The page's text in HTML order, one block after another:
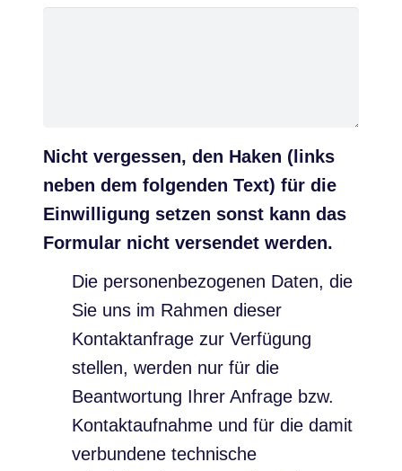
Nicht vergessen, den Haken (links
neben dem folgenden Text) für die
Einwilligung setzen sonst kann das
Formular nicht versendet werden.
Die personenbezogenen Daten, die
Sie uns im Rahmen dieser
Kontaktanfrage zur Verfügung
stellen, werden nur für die
Beantwortung Ihrer Anfrage bzw.
Kontaktaufnahme und für die damit
verbundene technische